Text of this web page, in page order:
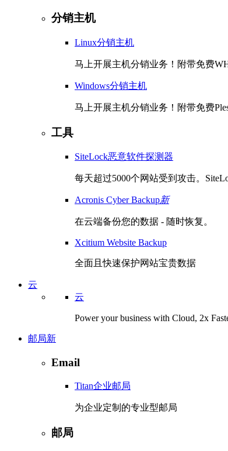
分销主机
Linux分销主机
马上开展主机分销业务！附带免费
Windows分销主机
马上开展主机分销业务！附带免费
工具
SiteLock恶意软件探测器
每天超过5000个网站受到攻击。
Acronis Cyber Backup新
在云端备份您的数据 - 随时恢复。
Xcitium Website Backup
全面且快速保护网站宝贵数据
云
云
Power your business with Cloud, 2x
邮局新
Email
Titan企业邮局
为企业定制的专业型邮局
邮局